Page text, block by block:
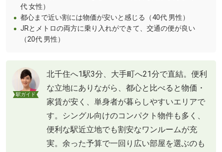
代 女性）
都心まで近い割には物価が安いと感じる（40代 男性）
JRとメトロの両方に乗り入れができて、交通の便が良い
（20代 男性）
駅ガイド
北千住へ1駅3分、大手町へ21分で直結。便利
な立地にありながら、都心と比べると物価・
家賃が安く、単身者が暮らしやすいエリアで
す。シングル向けのコンパクト物件も多く、
便利な駅近立地でも割安なワンルームが充
実。余った予算で一回り広い部屋を選ぶのも